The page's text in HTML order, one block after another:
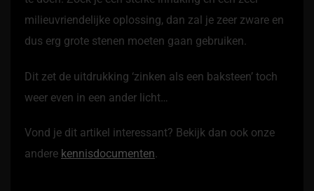
milieuvriendelijke oplossing, dan zal je zeer zware en
dus erg grote stenen moeten gaan gebruiken.
Dit zet de uitdrukking ‘zinken als een baksteen’ toch
weer even in een ander licht…
Vond je dit artikel interessant? Bekijk dan ook onze
andere kennisdocumenten.